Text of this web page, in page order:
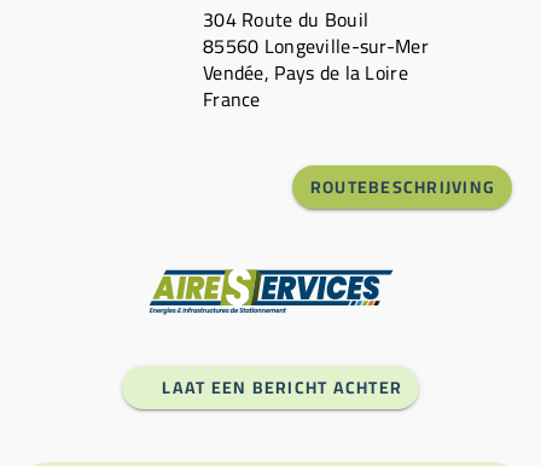
304 Route du Bouil
85560 Longeville-sur-Mer
Vendée, Pays de la Loire
France
ROUTEBESCHRIJVING
LAAT EEN BERICHT ACHTER